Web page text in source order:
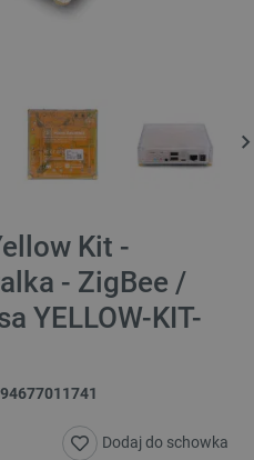
Kit -
- ZigBee /
YELLOW-KIT-
Dodaj do schowka